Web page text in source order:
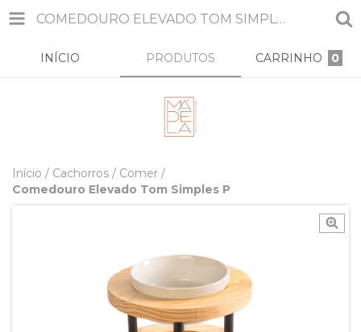
COMEDOURO ELEVADO TOM SIMPLES P
INÍCIO PRODUTOS CARRINHO 0
Início / Cachorros / Comer /
Comedouro Elevado Tom Simples P